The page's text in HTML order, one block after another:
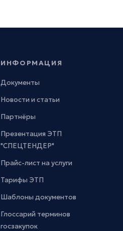
ИНФОРМАЦИЯ
Документы
Новости и статьи
Партнёры
Презентация ЭТП
"СПЕЦТЕНДЕР"
Прайс-лист на услуги
Тарифы ЭТП
Шаблоны документов
Глоссарий терминов
госзакупок